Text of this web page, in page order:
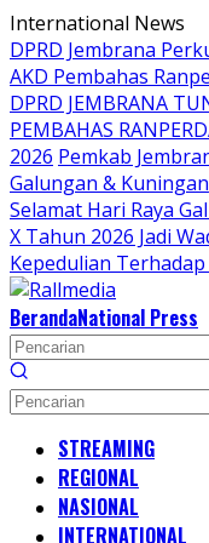
Langsung
ke
konten
International News
DPRD Jembrana
AKD Pembahas
DPRD JEMBRANA
PEMBAHAS
2026 Pemkab
Galungan & Kuningan
Selamat Hari Raya
X Tahun 2026 Jadi
Kepedulian
BerandaNational Press
STREAMING
REGIONAL
NASIONAL
INTERNATIONAL